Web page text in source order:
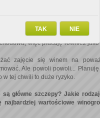
się zaprzyjaźniłem.
wyposażeniu wytwórni win. Tak
poziom III. Nie jestem
(śmiech) Od ponad trzech lat
więc pracuję również
zajęcie się winem na
Ale powoli powoli...
w tej chwili to duże ryzyko.
główne szczepy? Jakie
wartościowe
NIE
TAK